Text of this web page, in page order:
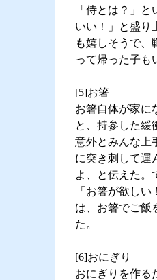
「侍とは？」
いい！」と盛り
も嬉しそうで、
って帰った子も
[5]お箸
お箸自体が家に
と、持参した緩
意外とみんな上
に突き刺して運
よ、と伝えた。
「お箸が欲し
は、お箸でご飯
た。
[6]おにぎり
おにぎりを作る